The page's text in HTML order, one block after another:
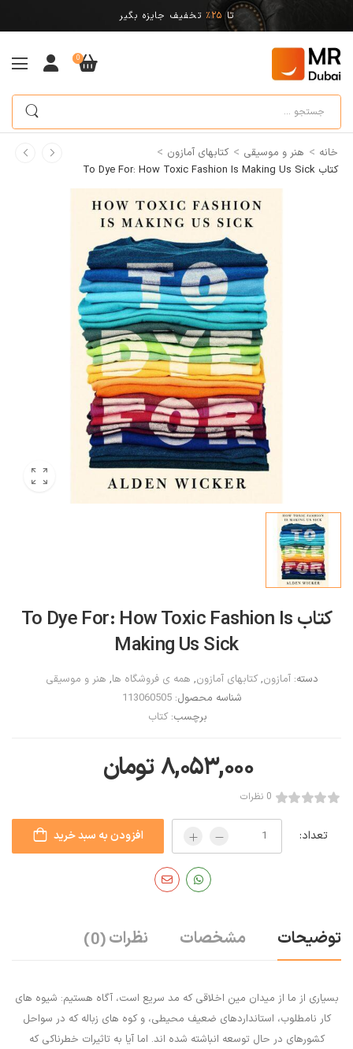
تا 25% تخفیف جایزه بگیر
0
خانه > هنر و موسیقی > کتابهای آمازون >
کتاب To Dye For: How Toxic Fashion Is Making Us Sick
کتاب To Dye For: How Toxic Fashion Is
Making Us Sick
دسته:آمازون,کتابهای آمازون, همه ی فروشگاه ها, هنر و موسیقی
شناسه محصول:113060505
برچسب:کتاب
۸,۰۵۳,۰۰۰تومان
0 نظرات
تعداد: افزودن به سبد خرید
توضیحات مشخصات نظرات(0)
بسیاری از ما از میدان مین اخلاقی که مد سریع است، آگاه هستیم: شیوه های
کار نامطلوب، استانداردهای ضعیف محیطی، و کوه های زباله که در سواحل
کشورهای در حال توسعه انباشته شده اند. اما آیا به تاثیرات خطرناکی که